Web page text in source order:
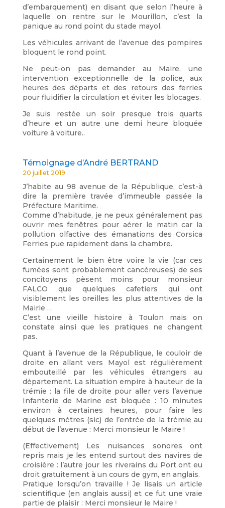
d’embarquement) en disant que selon l’heure à
laquelle on rentre sur le Mourillon, c’est la
panique au rond point du stade mayol.
Les véhicules arrivant de l’avenue des pompires
bloquent le rond point.
Ne peut-on pas demander au Maire, une
intervention exceptionnelle de la police, aux
heures des départs et des retours des ferries
pour fluidifier la circulation et éviter les blocages.
Je suis restée un soir presque trois quarts
d’heure et un autre une demi heure bloquée
voiture à voiture..
Témoignage d’André BERTRAND
20 juillet 2019
J’habite au 98 avenue de la République, c’est-à
dire la première travée d’immeuble passée la
Préfecture Maritime.
Comme d’habitude, je ne peux généralement pas
ouvrir mes fenêtres pour aérer le matin car la
pollution olfactive des émanations des Corsica
Ferries pue rapidement dans la chambre.
Certainement le bien être voire la vie (car ces
fumées sont probablement cancéreuses) de ses
concitoyens pèsent moins pour monsieur
FALCO que quelques cafetiers qui ont
visiblement les oreilles les plus attentives de la
Mairie …
C’est une vieille histoire à Toulon mais on
constate ainsi que les pratiques ne changent
pas.
Quant à l’avenue de la République, le couloir de
droite en allant vers Mayol est régulièrement
embouteillé par les véhicules étrangers au
département. La situation empire à hauteur de la
trémie : la file de droite pour aller vers l’avenue
Infanterie de Marine est bloquée : 10 minutes
environ à certaines heures, pour faire les
quelques mètres (sic) de l’entrée de la trémie au
début de l’avenue : Merci monsieur le Maire !
(Effectivement) Les nuisances sonores ont
repris mais je les entend surtout des navires de
croisière : l’autre jour les riverains du Port ont eu
droit gratuitement à un cours de gym, en anglais.
Pratique lorsqu’on travaille ! Je lisais un article
scientifique (en anglais aussi) et ce fut une vraie
partie de plaisir : Merci monsieur le Maire !